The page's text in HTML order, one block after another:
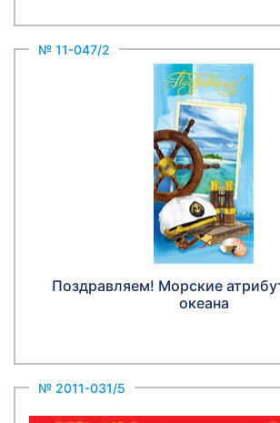
№ 11-047/2
Поздравляем! Морские
океана
№ 2011-031/5